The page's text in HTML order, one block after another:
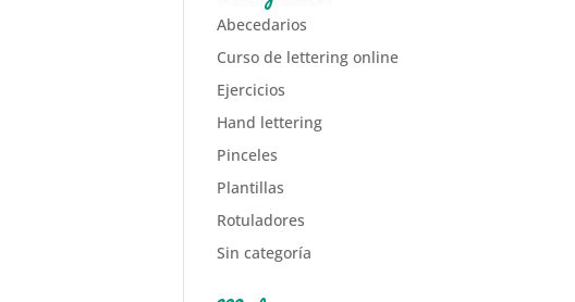
Abecedarios
Curso de lettering online
Ejercicios
Hand lettering
Pinceles
Plantillas
Rotuladores
Sin categoría